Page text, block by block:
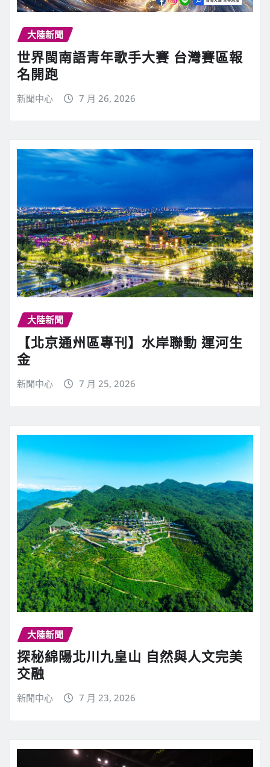
大陸新聞
世界閩南語青年歌手大賽 台灣賽區報
名開跑
新聞中心 7 月 26, 2026
大陸新聞
【北京通州區專刊】水岸聯動 運河生
金
新聞中心 7 月 25, 2026
大陸新聞
探秘綿陽北川九皇山 自然與人文完美
交融
新聞中心 7 月 23, 2026